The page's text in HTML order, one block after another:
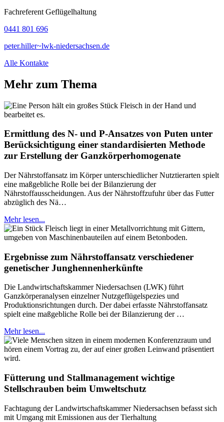
Fachreferent Geflügelhaltung
0441 801 696
peter.hiller~lwk-niedersachsen.de
Alle Kontakte
Mehr zum Thema
Ermittlung des N- und P-Ansatzes von Puten unter
Berücksichtigung einer standardisierten Methode
zur Erstellung der Ganzkörperhomogenate
Der Nährstoffansatz im Körper unterschiedlicher Nutztierarten spielt
eine maßgebliche Rolle bei der Bilanzierung der
Nährstoffausscheidungen. Aus der Nährstoffzufuhr über das Futter
abzüglich des Nä…
Mehr lesen...
Ergebnisse zum Nährstoffansatz verschiedener
genetischer Junghennenherkünfte
Die Landwirtschaftskammer Niedersachsen (LWK) führt
Ganzkörperanalysen einzelner Nutzgeflügelspezies und
Produktionsrichtungen durch. Der dabei erfasste Nährstoffansatz
spielt eine maßgebliche Rolle bei der Bilanzierung der …
Mehr lesen...
Fütterung und Stallmanagement wichtige
Stellschrauben beim Umweltschutz
Fachtagung der Landwirtschaftskammer Niedersachsen befasst sich
mit Umgang mit Emissionen aus der Tierhaltung